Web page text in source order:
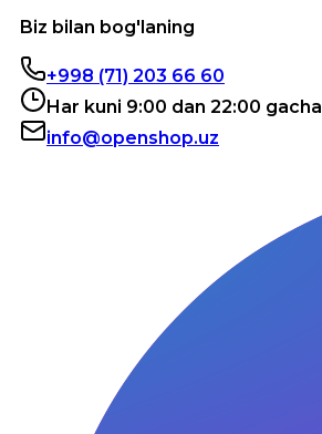
Biz bilan bog'laning
+998 (71) 203 66 60
Har kuni 9:00 dan 22:00 gacha
info@openshop.uz